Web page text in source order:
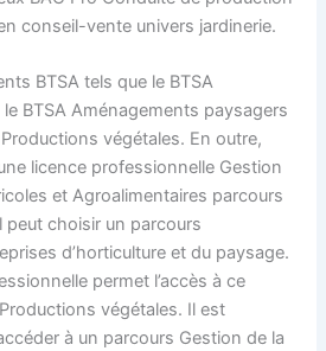
conseil-vente univers jardinerie.
BTSA tels que le BTSA
BTSA Aménagements paysagers
végétales. En outre,
licence professionnelle Gestion
et Agroalimentaires parcours
choisir un parcours
d’horticulture et du paysage.
permet l’accès à ce
végétales. Il est
à un parcours Gestion de la